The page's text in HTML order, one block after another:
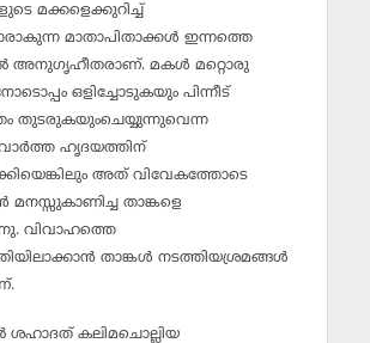
മക്കളെക്കുറിച്ച്
മാതാപിതാക്കള്‍ ഇന്നത്തെ
അനുഗൃഹീതരാണ്. മകള്‍ മറ്റൊരു
ഒളിച്ചോടുകയും പിന്നീട്
തുടരുകയുംചെയ്യുന്നുവെന്ന
ഹൃദയത്തിന്
അത് വിവേകത്തോടെ
താങ്കളെ
വിവാഹത്തെ
താങ്കള്‍ നടത്തിയശ്രമങ്ങള്‍
ശഹാദത് കലിമചൊല്ലിയ